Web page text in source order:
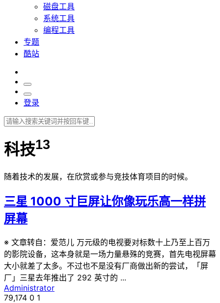
磁盘工具
系统工具
编程工具
专题
酷站
登录
科技13
随着技术的发展，在欣赏或参与竞技体育项目的时候。
三星 1000 寸巨屏让你像玩乐高一样拼
屏幕
※ 文章转自：爱范儿 万元级的电视要对标数十上乃至上百万
的影院设备，这本身就是一场力量悬殊的竞赛，首先电视屏幕
大小就差了太多。不过也不是没有厂商做出新的尝试，「屏
厂」三星去年推出了 292 英寸的 ...
Administrator
79,174 0 1